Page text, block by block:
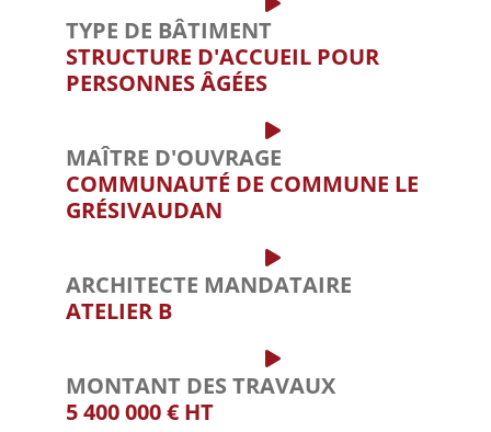
TYPE DE BÂTIMENT
STRUCTURE D'ACCUEIL POUR
PERSONNES ÂGÉES
MAÎTRE D'OUVRAGE
COMMUNAUTÉ DE COMMUNE LE
GRÉSIVAUDAN
ARCHITECTE MANDATAIRE
ATELIER B
MONTANT DES TRAVAUX
5 400 000 € HT